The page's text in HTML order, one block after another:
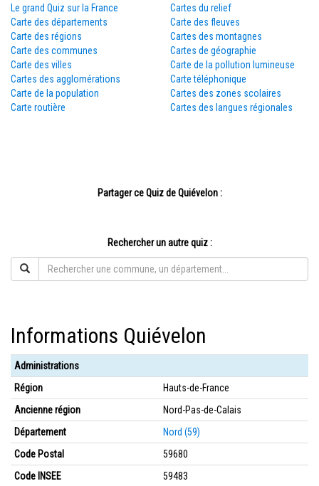
Le grand Quiz sur la France
Carte des départements
Carte des régions
Carte des communes
Carte des villes
Cartes des agglomérations
Carte de la population
Carte routière
Cartes du relief
Carte des fleuves
Cartes des montagnes
Cartes de géographie
Carte de la pollution lumineuse
Carte téléphonique
Cartes des zones scolaires
Cartes des langues régionales
Partager ce Quiz de Quiévelon :
Rechercher un autre quiz :
Informations Quiévelon
Administrations
Région
Hauts-de-France
Ancienne région
Nord-Pas-de-Calais
Département
Nord (59)
Code Postal
59680
Code INSEE
59483